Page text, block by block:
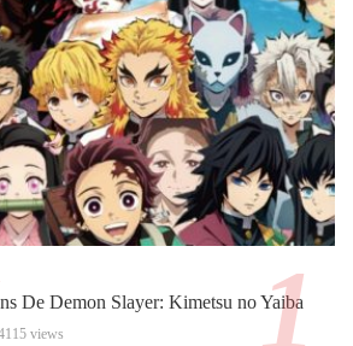
De Demon Slayer: Kimetsu no Yaiba
views